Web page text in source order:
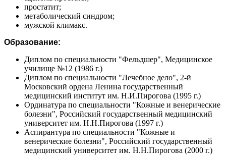
простатит;
метаболический синдром;
мужской климакс.
Образование:
Диплом по специальности "Фельдшер", Медицинское
училище №12 (1986 г.)
Диплом по специальности "Лечебное дело", 2-й
Московский ордена Ленина государственный
медицинский институт им. Н.И.Пирогова (1995 г.)
Ординатура по специальности "Кожные и венерические
болезни", Российский государственный медицинский
университет им. Н.Н.Пирогова (1997 г.)
Аспирантура по специальности "Кожные и
венерические болезни", Российский государственный
медицинский университет им. Н.Н.Пирогова (2000 г.)